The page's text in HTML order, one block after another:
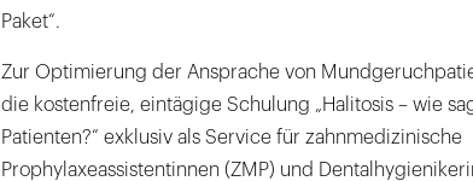
Paket“.
Zur Optimierung der Ansprache von
die kostenfreie, eintägige Schulung „Halitosis – wie
Patienten?“ exklusiv als Service für zahnmedizinische
Prophylaxeassistentinnen (ZMP) und